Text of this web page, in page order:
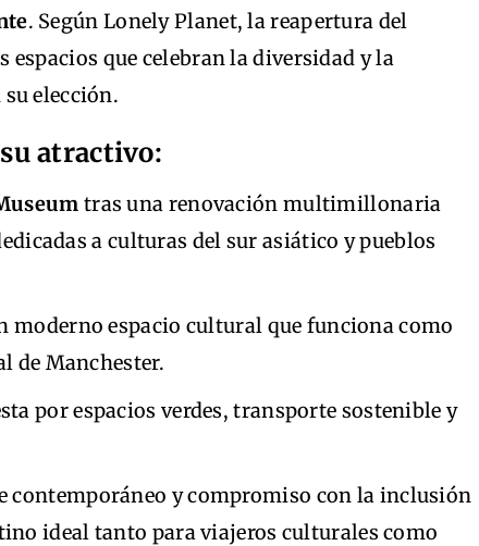
. Según Lonely Planet, la reapertura del
espacios que celebran la diversidad y la
elección.
atractivo:
tras una renovación multimillonaria
a culturas del sur asiático y pueblos
moderno espacio cultural que funciona como
de Manchester.
por espacios verdes, transporte sostenible y
contemporáneo y compromiso con la inclusión
ideal tanto para viajeros culturales como